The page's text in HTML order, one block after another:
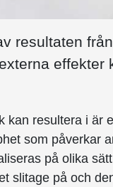
resultaten
effekter
kan resultera i är
som påverkar
på olika
slitage på och